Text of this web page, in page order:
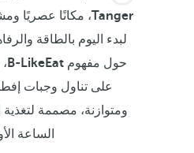
Tanger، مكانًا عصريًا
لبدء اليوم بالطاقة
حول مفهوم B-LikeEat
على تناول وجبات
ومتوازنة، مصممة
الساعة